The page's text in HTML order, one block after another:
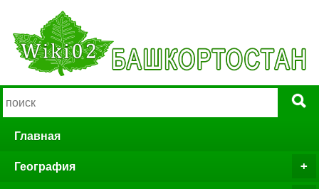
Главная
География